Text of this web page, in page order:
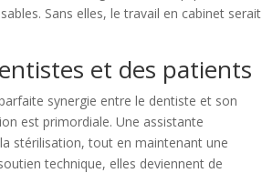
Sans elles, le travail en cabinet serait
et des patients
synergie entre le dentiste et son
est primordiale. Une assistante
stérilisation, tout en maintenant une
technique, elles deviennent de